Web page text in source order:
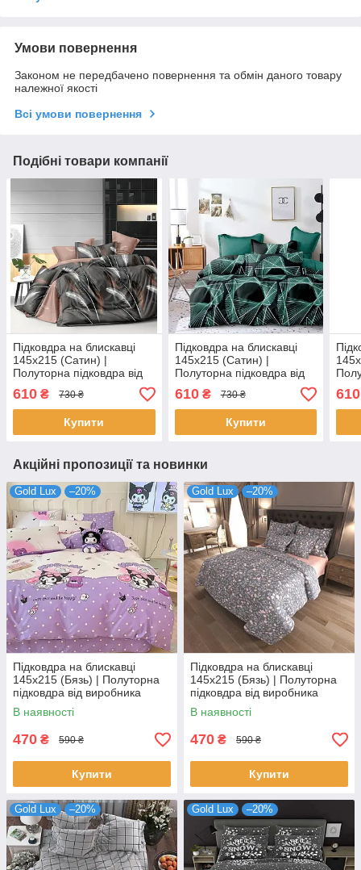
Умови повернення
Законом не передбачено повернення та обмін даного товару
належної якості
Всі умови повернення
Подібні товари компанії
Підковдра на блискавці
145х215 (Сатин) |
Полуторна підковдра від
виробника "Королева
Ночі" | Пір'я на темно-
сірому
610 ₴ 730 ₴
Купити
Підковдра на блискавці
145х215 (Сатин) |
Полуторна підковдра від
виробника "Королева
Ночі" | Візерунок на
темному та бірюзовому
610₴ 730 ₴
Купити
610
Акційні пропозиції та новинки
Gold Lux –20%
Підковдра на блискавці
145х215 (Бязь) | Полуторна
підковдра від виробника
"Королева Ночі" | Аніме
Куромі на лавандово-
бежевому
В наявності
470 ₴ 590 ₴
Купити
Gold Lux –20%
Підковдра на блискавці
145х215 (Бязь) | Полуторна
підковдра від виробника
"Королева Ночі" | Квіти на
темному
В наявності
470 ₴ 590 ₴
Купити
Gold Lux –20% Gold Lux –20%